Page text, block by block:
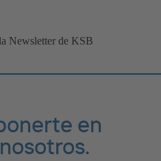
Newsletter de KSB
en